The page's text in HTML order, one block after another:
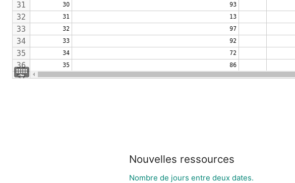
Nouvelles ressources
Nombre de jours entre deux dates.